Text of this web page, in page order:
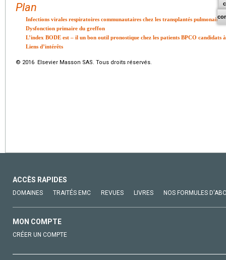
Plan
Infections virales respiratoires communautaires chez les transplantés pulmonaires
Dysfonction primaire du greffon
L’index BODE est – il un bon outil pronostique chez les patients BPCO candidats
Liens d’intérêts
© 2016 Elsevier Masson SAS. Tous droits réservés.
ACCÈS RAPIDES
DOMAINES TRAITÉS EMC REVUES LIVRES NOS FORMULES
MON COMPTE
CRÉER UN COMPTE